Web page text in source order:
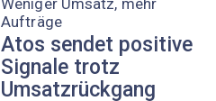
Aufträge
Atos sendet positive
Signale trotz
Umsatzrückgang